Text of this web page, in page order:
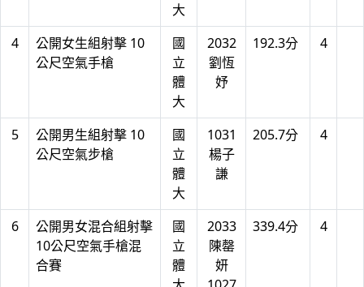
大
4
公開女生組射擊 10
公尺空氣手槍
國
立
體
大
2032
劉恆
妤
192.3分 4
5
公開男生組射擊 10
公尺空氣步槍
國
立
體
大
1031
楊子
謙
205.7分 4
6
公開男女混合組射擊
10公尺空氣手槍混
合賽
國
立
體
2033
陳罄
妍
339.4分 4